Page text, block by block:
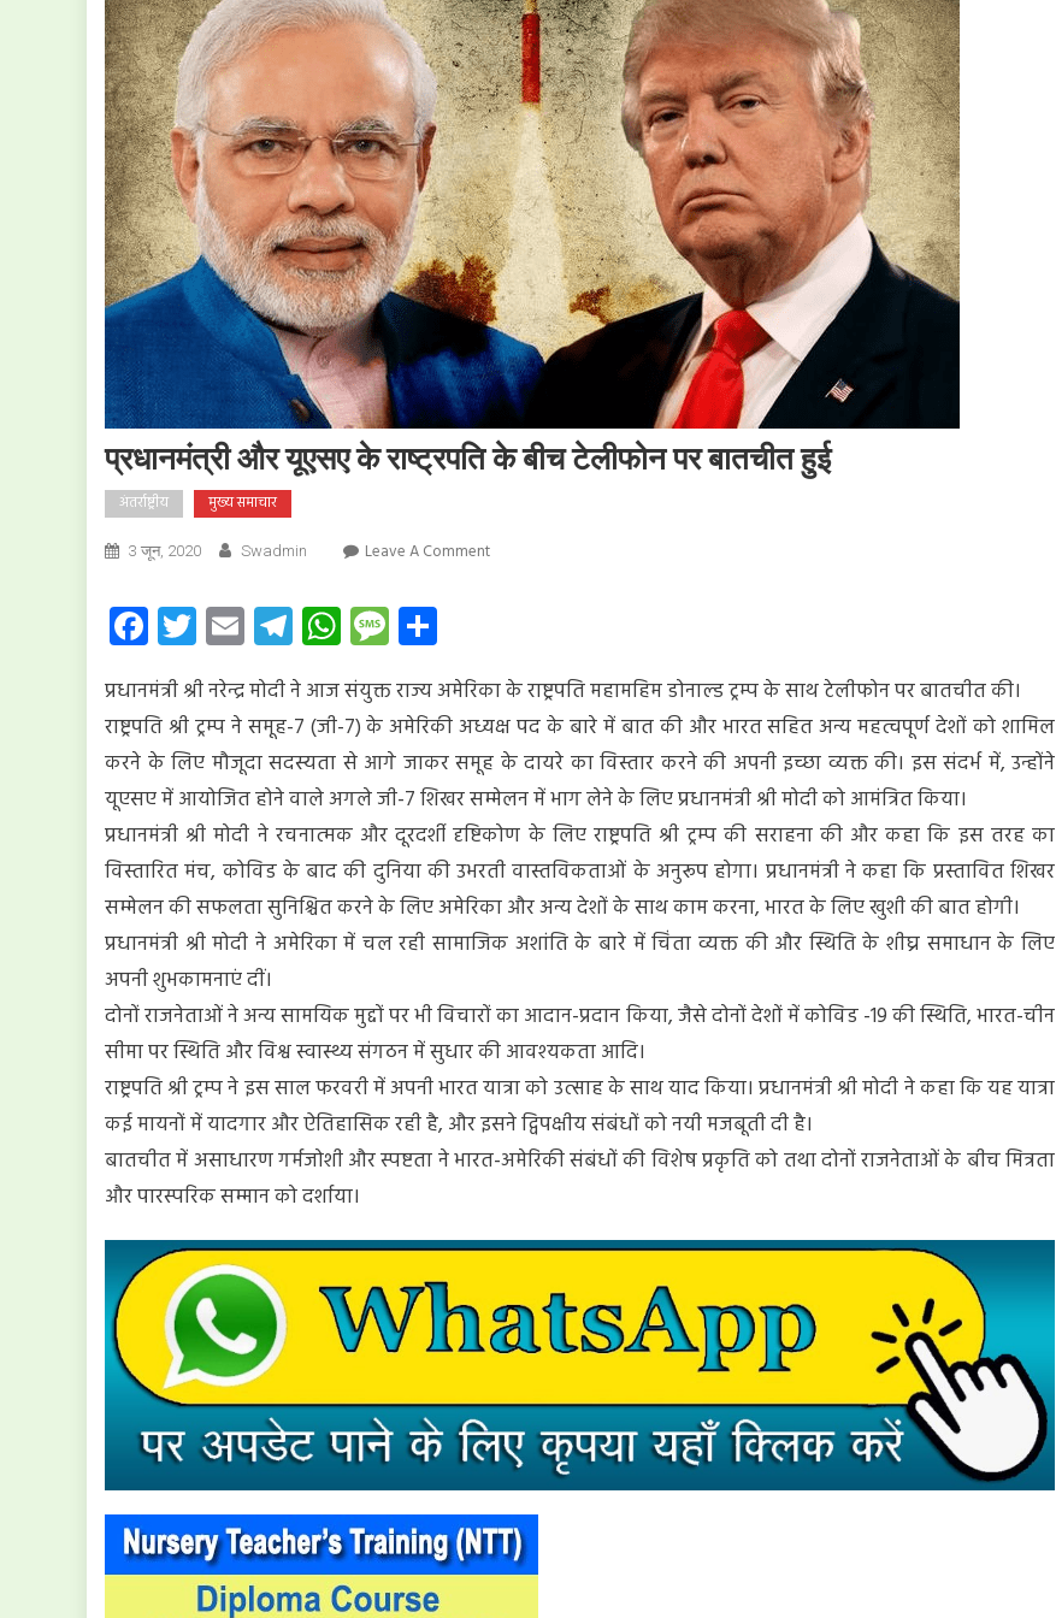
प्रधानमंत्री और यूएसए के राष्ट्रपति के बीच टेलीफोन पर बातचीत हुई
अंतर्राष्ट्रीय मुख्य समाचार
3 जून, 2020 Swadmin Leave A CommentOn
राष्ट्रपति
के
टेलीफोन
पर
बातचीत
हुई
Facebook
Twitter
EmailTelegram
WhatsApp
Message
प्रधानमंत्री श्री नरेन्द्र मोदी ने आज संयुक्त राज्य अमेरिका के राष्ट्रपति महामहिम डोनाल्ड ट्रम्प के साथ टेलीफोन पर बातचीत की।
राष्ट्रपति श्री ट्रम्प ने समूह-7 (जी-7) के अमेरिकी अध्यक्ष पद के बारे में बात की और भारत सहित अन्य महत्वपूर्ण देशों को शामिल
करने के लिए मौजूदा सदस्यता से आगे जाकर समूह के दायरे का विस्तार करने की अपनी इच्छा व्यक्त की। इस संदर्भ में, उन्होंने
यूएसए में आयोजित होने वाले अगले जी-7 शिखर सम्मेलन में भाग लेने के लिए प्रधानमंत्री श्री मोदी को आमंत्रित किया।
प्रधानमंत्री श्री मोदी ने रचनात्मक और दूरदर्शी दृष्टिकोण के लिए राष्ट्रपति श्री ट्रम्प की सराहना की और कहा कि इस तरह का
विस्तारित मंच, कोविड के बाद की दुनिया की उभरती वास्तविकताओं के अनुरूप होगा। प्रधानमंत्री ने कहा कि प्रस्तावित शिखर
सम्मेलन की सफलता सुनिश्चित करने के लिए अमेरिका और अन्य देशों के साथ काम करना, भारत के लिए खुशी की बात होगी।
प्रधानमंत्री श्री मोदी ने अमेरिका में चल रही सामाजिक अशांति के बारे में चिंता व्यक्त की और स्थिति के शीघ्र समाधान के लिए
अपनी शुभकामनाएं दीं।
दोनों राजनेताओं ने अन्य सामयिक मुद्दों पर भी विचारों का आदान-प्रदान किया, जैसे दोनों देशों में कोविड -19 की स्थिति, भारत-चीन
सीमा पर स्थिति और विश्व स्वास्थ्य संगठन में सुधार की आवश्यकता आदि।
राष्ट्रपति श्री ट्रम्प ने इस साल फरवरी में अपनी भारत यात्रा को उत्साह के साथ याद किया। प्रधानमंत्री श्री मोदी ने कहा कि यह यात्रा
कई मायनों में यादगार और ऐतिहासिक रही है, और इसने द्विपक्षीय संबंधों को नयी मजबूती दी है।
बातचीत में असाधारण गर्मजोशी और स्पष्टता ने भारत-अमेरिकी संबंधों की विशेष प्रकृति को तथा दोनों राजनेताओं के बीच मित्रता
और पारस्परिक सम्मान को दर्शाया।